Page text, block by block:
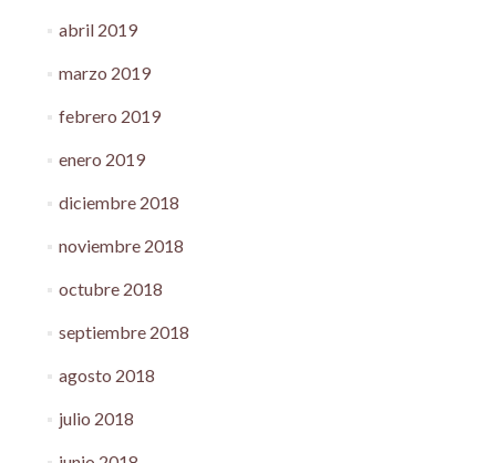
abril 2019
marzo 2019
febrero 2019
enero 2019
diciembre 2018
noviembre 2018
octubre 2018
septiembre 2018
agosto 2018
julio 2018